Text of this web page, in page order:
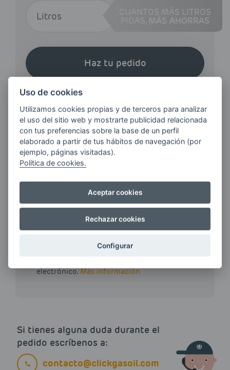
CUANTOS MÁS LITROS
MÁS AHORRAS
Haz tu pedido
¿QUIERES ESTAR AL DÍA DE
LAS
ÚLTIMAS NOVEDADES?
E-MAIL
Quiero recibir las últimas novedades de AVIA
electrónico.Más información
Si tienes alguna duda durante el
pedido escríbenos a:
contacto@clickgasoil.com
Uso de cookies
Utilizamos cookies propias y de terceros para analizar
el uso del sitio web y mostrarte publicidad relacionada
con tus preferencias sobre la base de un perfil
elaborado a partir de tus hábitos de navegación (por
ejemplo, páginas visitadas).
Política de cookies.
Aceptar cookies
Rechazar cookies
Configurar